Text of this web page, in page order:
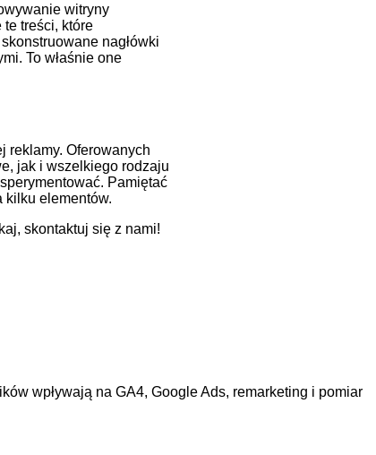
witryny
treści, które
nagłówki
To właśnie one
reklamy. Oferowanych
jak i wszelkiego rodzaju
Pamiętać
kilku elementów.
skontaktuj się z nami!
wpływają na GA4, Google Ads, remarketing i pomiar